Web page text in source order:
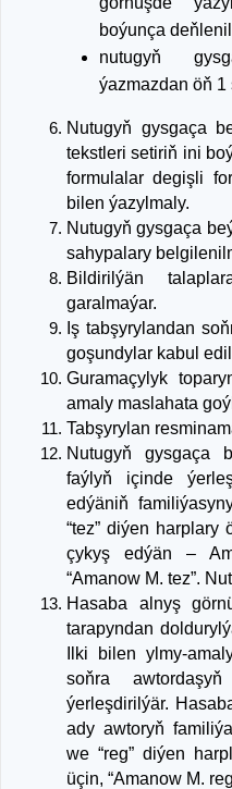
boýunça
nutugyň
ýazmazdan öň 1
Nutugyň gysgaça
tekstleri setiriň ini
formulalar degişli
bilen ýazylmaly.
Nutugyň gysgaça
sahypalary
Bildirilýän
garalmaýar.
Iş tabşyrylandan
goşundylar kabul
Guramaçylyk
amaly maslahata
Tabşyrylan
Nutugyň gysgaça
faýlyň içinde
edýäniň
“tez” diýen harplary
çykyş edýän –
“Amanow M. tez”.
Hasaba alnyş
tarapyndan
Ilki bilen ylmy-
soňra
ýerleşdirilýär.
ady awtoryň
we “reg” diýen
üçin, “Amanow M.